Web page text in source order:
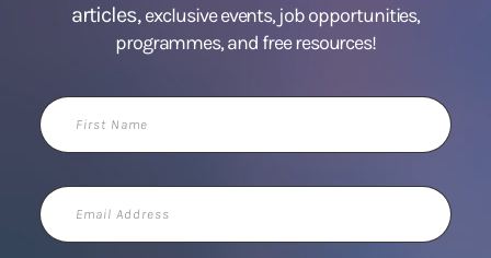
articles,exclusive events, job opportunities,
programmes, and free resources!
First
Name
Email
Address